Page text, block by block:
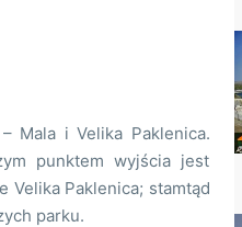
Mala i Velika Paklenica.
punktem wyjścia jest
Velika Paklenica; stamtąd
parku.